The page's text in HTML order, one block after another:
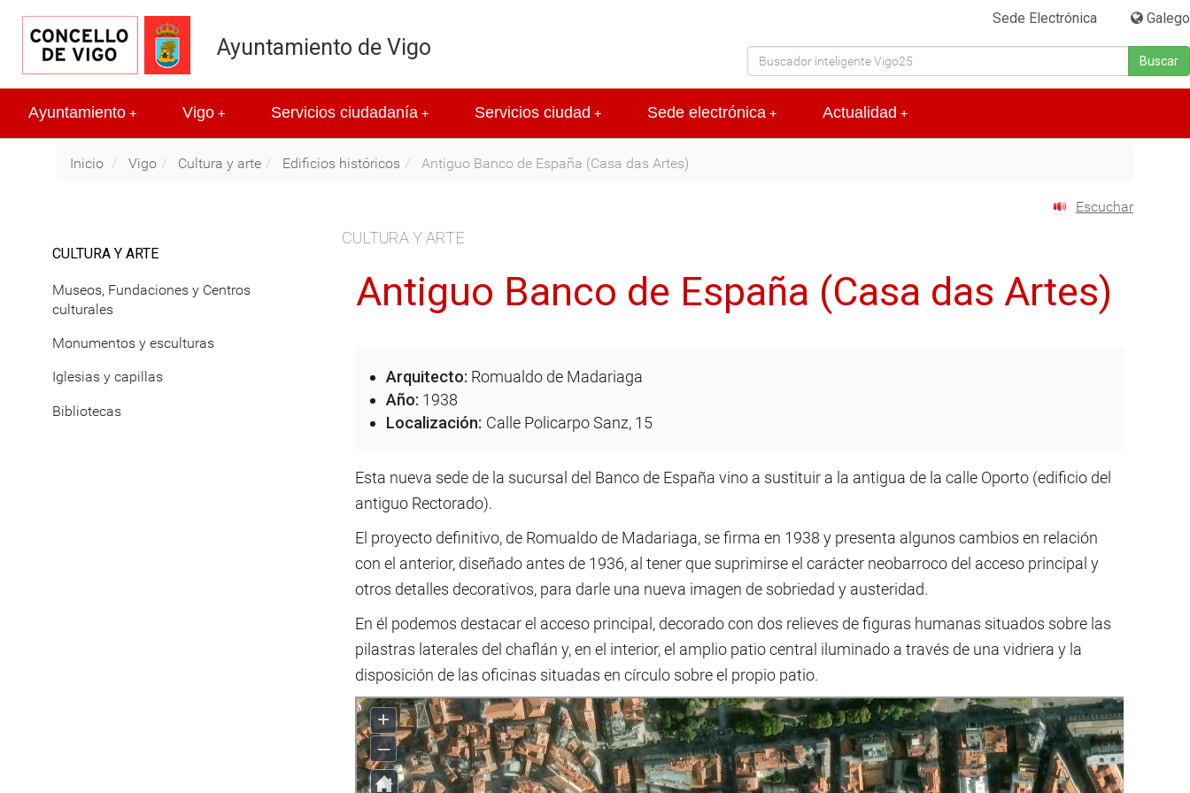
Sede Electrónica Galego
Buscar
Ayuntamiento de Vigo
+
Ayuntamiento +
Vigo +
Servicios ciudadanía +
Servicios ciudad +
Sede electrónica +
Actualidad
Inicio Vigo Cultura y arte Edificios históricos Antiguo Banco de España (Casa das Artes)
Escuchar
CULTURA Y ARTE
Antiguo Banco de España (Casa das Artes)
Arquitecto: Romualdo de Madariaga
Año: 1938
Localización: Calle Policarpo Sanz, 15
Esta nueva sede de la sucursal del Banco de España vino a sustituir a la antigua de la calle Oporto (edificio del
antiguo Rectorado).
El proyecto definitivo, de Romualdo de Madariaga, se firma en 1938 y presenta algunos cambios en relación
con el anterior, diseñado antes de 1936, al tener que suprimirse el carácter neobarroco del acceso principal y
otros detalles decorativos, para darle una nueva imagen de sobriedad y austeridad.
En él podemos destacar el acceso principal, decorado con dos relieves de figuras humanas situados sobre las
pilastras laterales del chaflán y, en el interior, el amplio patio central iluminado a través de una vidriera y la
disposición de las oficinas situadas en círculo sobre el propio patio.
CULTURA Y ARTE
Museos, Fundaciones y Centros
culturales
Monumentos y esculturas
Iglesias y capillas
Bibliotecas